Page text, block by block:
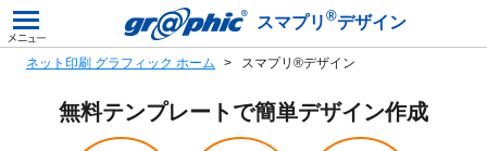
スマプリ ®デザイン
ネット印刷 グラフィック ホーム スマプリ®デザイン
無料テンプレートで簡単デザイン作成